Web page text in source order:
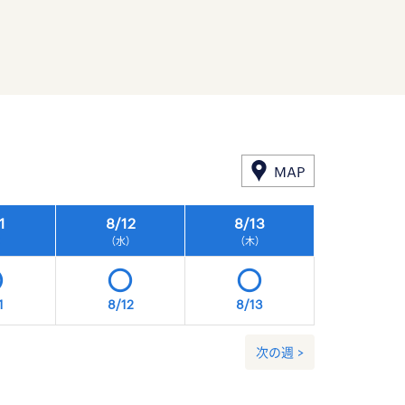
MAP
8/12
（水）
8/13
（木）
8/12 8/13
次の週 >